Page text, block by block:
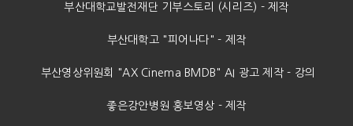
부산대학교발전재단 기부스토리 (시리즈) - 제작
부산대학고 "피어나다" - 제작
부산영상위원회 "AX Cinema BMDB" AI 광고 제작 - 강의
좋은강안병원 홍보영상 - 제작